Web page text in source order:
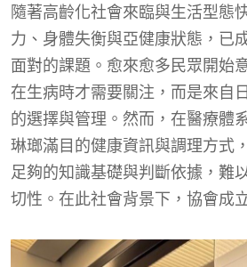
隨著高齡化社會來臨與生活型態
力、身體失衡與亞健康狀態，已
面對的課題。愈來愈多民眾開始
在生病時才需要關注，而是來自
的選擇與管理。然而，在醫療體
琳瑯滿目的健康資訊與調理方式
足夠的知識基礎與判斷依據，難
切性。在此社會背景下，協會成